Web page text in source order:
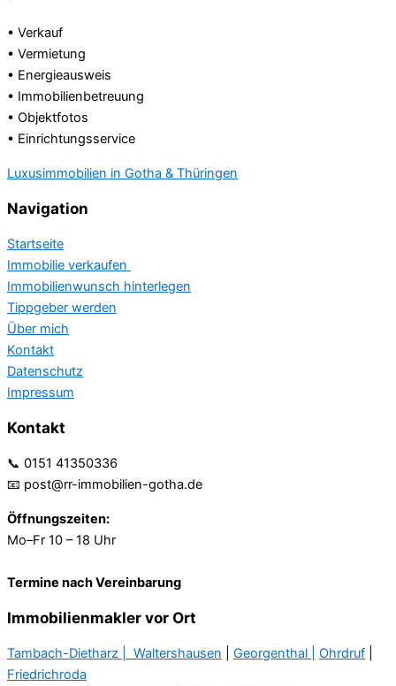
• Verkauf
• Vermietung
• Energieausweis
• Immobilienbetreuung
• Objektfotos
• Einrichtungsservice
Luxusimmobilien in Gotha & Thüringen
Navigation
Startseite
Immobilie verkaufen
Immobilienwunsch hinterlegen
Tippgeber werden
Über mich
Kontakt
Datenschutz
Impressum
Kontakt
📞 0151 41350336
📧 post@rr-immobilien-gotha.de
Öffnungszeiten:
Mo–Fr 10 – 18 Uhr
Termine nach Vereinbarung
Immobilienmakler vor Ort
Tambach-Dietharz | Waltershausen Georgenthal | Ohrdruf
Friedrichroda